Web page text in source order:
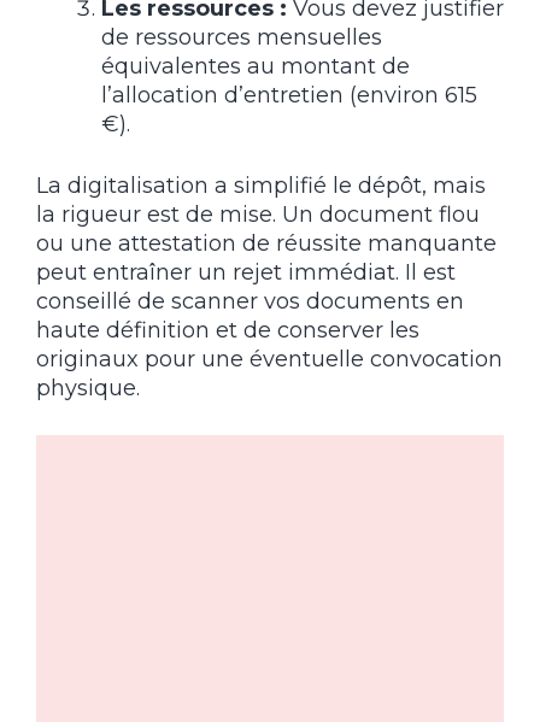
Les ressources : Vous devez justifier
de ressources mensuelles
équivalentes au montant de
l’allocation d’entretien (environ 615
€).
La digitalisation a simplifié le dépôt, mais
la rigueur est de mise. Un document flou
ou une attestation de réussite manquante
peut entraîner un rejet immédiat. Il est
conseillé de scanner vos documents en
haute définition et de conserver les
originaux pour une éventuelle convocation
physique.